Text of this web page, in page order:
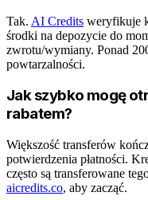
Tak. AI Credits weryfikuje
środki na depozycie do
zwrotu/wymiany. Ponad
powtarzalności.
Jak szybko mogę
rabatem?
Większość transferów
potwierdzenia płatności.
często są transferowane
aicredits.co, aby zacząć.